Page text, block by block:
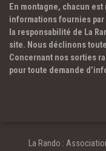
En montagne, chacun
informations fournies
la responsabilité de La
site. Nous déclinons
Concernant nos sorties
pour toute demande
La Rando :